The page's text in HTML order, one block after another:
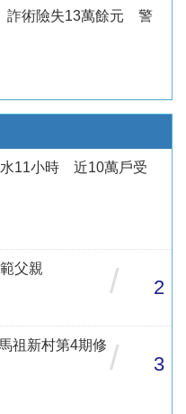
詐術險失13萬餘元 警
11小時 近10萬戶受
父親
/ 2
祖新村第4期修 / 3